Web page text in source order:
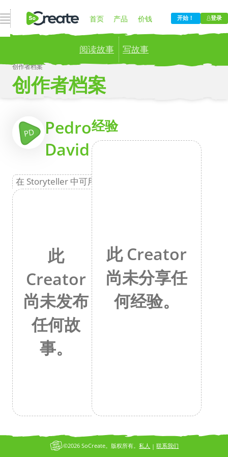
打开导航 首页 产品 价钱
博客 公司
开始！ 登录
阅读故事 写故事
Publish your stories to a global audience.
now!
创作者档案
创作者档案
PD
Pedro
David
在 Storyteller 中可用
更
此
Creator
尚未发布
任何故
事。
经验
此 Creator
尚未分享任
何经验。
私人 |联系我们
©2026 SoCreate。版权所有。